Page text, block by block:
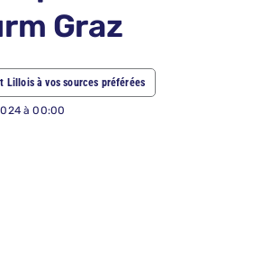
Graz
Lillois à vos sources préférées
à 00:00